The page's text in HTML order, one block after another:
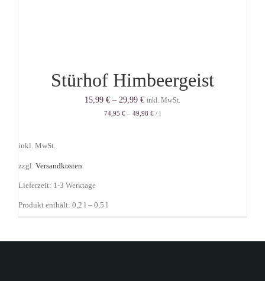
Stürhof Himbeergeist
15,99 € – 29,99 € inkl. MwSt.
74,95 € – 49,98 € / l
inkl. MwSt.
zzgl. Versandkosten
Lieferzeit: 1-3 Werktage
Produkt enthält: 0,2 l – 0,5 l